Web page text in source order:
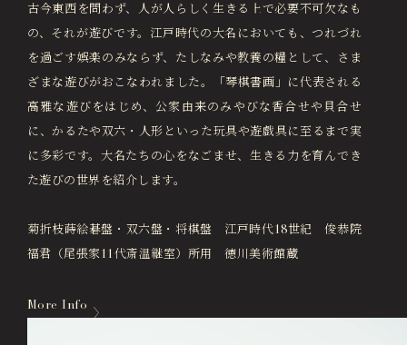
古今東西を問わず、人が人らしく生きる上で必要不可欠なも
の、それが遊びです。江戸時代の大名においても、つれづれ
を過ごす娯楽のみならず、たしなみや教養の糧として、さま
ざまな遊びがおこなわれました。「琴棋書画」に代表される
高雅な遊びをはじめ、公家由来のみやびな香合せや貝合せ
に、かるたや双六・人形といった玩具や遊戯具に至るまで実
に多彩です。大名たちの心をなごませ、生きる力を育んでき
た遊びの世界を紹介します。
菊折枝蒔絵碁盤・双六盤・将棋盤 江戸時代18世紀 俊恭院
福君（尾張家11代斎温継室）所用 徳川美術館蔵
More Info